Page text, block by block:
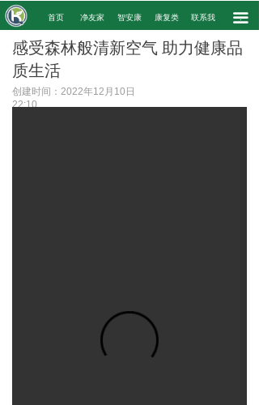
끀
. 首页 净友家 智安康 康复类 联系我 .
感受森林般清新空气 助力健康品
质生活
创建时间： 2022年12月10日
22:10